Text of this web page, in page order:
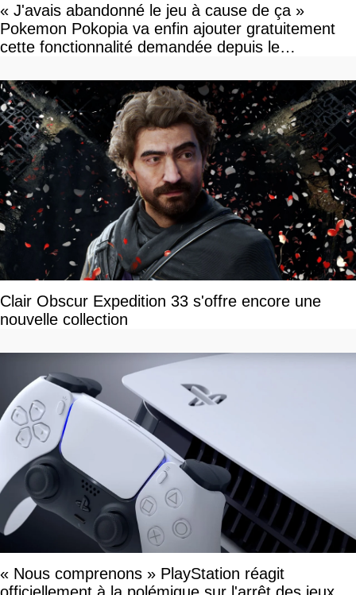
« J'avais abandonné le jeu à cause de ça »
Pokemon Pokopia va enfin ajouter gratuitement
cette fonctionnalité demandée depuis le
Clair Obscur Expedition 33 s'offre encore une
nouvelle collection
« Nous comprenons » PlayStation réagit
officiellement à la polémique sur l'arrêt des jeux